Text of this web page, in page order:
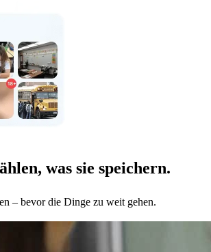
was sie speichern.
– bevor die Dinge zu weit gehen.